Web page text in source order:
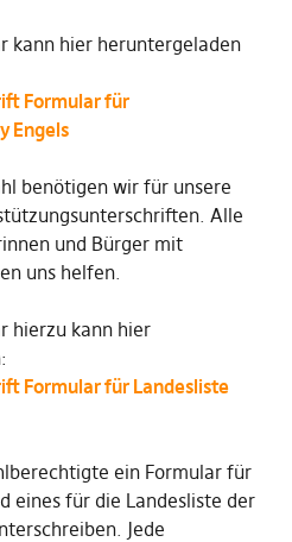
kann hier heruntergeladen
Formular für
Engels
benötigen wir für unsere
Alle
und Bürger mit
uns helfen.
hierzu kann hier
Formular für Landesliste
ein Formular für
eines für die Landesliste der
Jede